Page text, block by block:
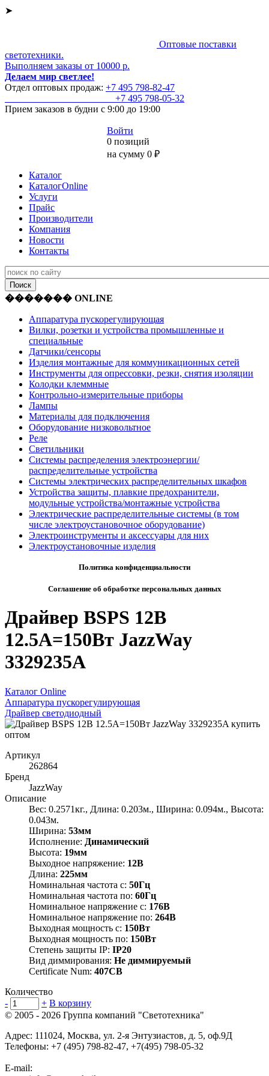
➤
Оптовые поставки
светотехники.
Выполняем заказы от 10000 р.
Делаем мир светлее!
Отдел оптовых продаж: +7 495 798-82-47
+7 495 798-05-32
Прием заказов в будни с 9:00 до 19:00
Войти
0 позиций
на сумму 0 ₽
Каталог
КаталогOnline
Услуги
Прайс
Производители
Компания
Новости
Контакты
������� ONLINE
Аппаратура пускорегулирующая
Вилки, розетки и устройства промышленные и
специальные
Датчики/сенсоры
Изделия монтажные для коммуникационных сетей
Инструменты для опрессовки, резки, снятия изоляции
Колодки клеммные
Контрольно-измерительные приборы
Лампы
Материалы для подключения
Оборудование низковольтное
Реле
Светильники
Системы распределения электроэнергии/
распределительные устройства
Системы электрических распределительных шкафов
Устройства защиты, плавкие предохранители,
модульные устройства/монтажные устройства
Электрические распределительные системы (в том
числе электроустановочное оборудование)
Электроинструменты и аксессуары для них
Электроустановочные изделия
Политика конфиденциальности
Соглашение об обработке персональных данных
Драйвер BSPS 12В
12.5A=150Вт JazzWay
3329235A
Каталог Online
Аппаратура пускорегулирующая
Драйвер светодиодный
Артикул
262864
Бренд
JazzWay
Описание
Вес: 0.2571кг., Длина: 0.203м., Ширина: 0.094м., Высота:
0.043м.
Ширина: 53мм
Исполнение: Динамический
Высота: 19мм
Выходное напряжение: 12В
Длина: 225мм
Номинальная частота с: 50Гц
Номинальная частота по: 60Гц
Номинальное напряжение с: 176В
Номинальное напряжение по: 264В
Выходная мощность с: 150Вт
Выходная мощность по: 150Вт
Степень защиты IP: IP20
Вид диммирования: Не диммируемый
Certificate Num: 407СВ
Количество
-
+ В корзину
© 2005 - 2026 Группа компаний "Светотехника"
Адрес: 111024, Москва, ул. 2-я Энтузиастов, д. 5, оф.9Д
Телефоны: +7 (495) 798-82-47, +7(495) 798-05-32
E-mail: